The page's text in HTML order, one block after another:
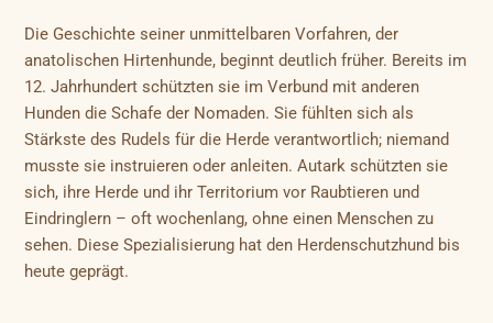
Die Geschichte seiner unmittelbaren Vorfahren, der
anatolischen Hirtenhunde, beginnt deutlich früher. Bereits im
12. Jahrhundert schützten sie im Verbund mit anderen
Hunden die Schafe der Nomaden. Sie fühlten sich als
Stärkste des Rudels für die Herde verantwortlich; niemand
musste sie instruieren oder anleiten. Autark schützten sie
sich, ihre Herde und ihr Territorium vor Raubtieren und
Eindringlern – oft wochenlang, ohne einen Menschen zu
sehen. Diese Spezialisierung hat den Herdenschutzhund bis
heute geprägt.